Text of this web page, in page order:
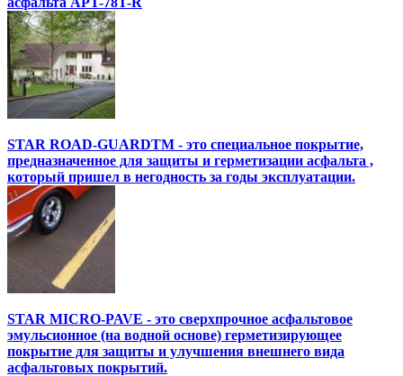
STAR ROAD-GUARDTM - это специальное покрытие,
предназначенное для защиты и герметизации асфальта ,
который пришел в негодность за годы эксплуатации.
STAR MICRO-PAVE - это сверхпрочное асфальтовое
эмульсионное (на водной основе) герметизирующее
покрытие для защиты и улучшения внешнего вида
асфальтовых покрытий.